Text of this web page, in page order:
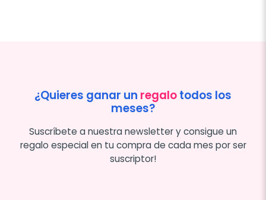
¿Quieres ganar un regalotodos los
meses?
Suscríbete a nuestra newsletter y consigue un
regalo especial en tu compra de cada mes por ser
suscriptor!